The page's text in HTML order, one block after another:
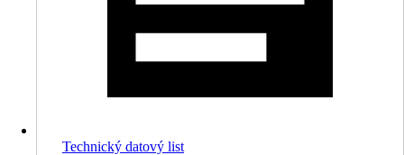
Technický datový list